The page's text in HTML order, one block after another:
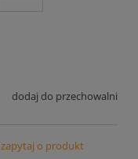
dodaj do przechowalni
zapytaj o produkt